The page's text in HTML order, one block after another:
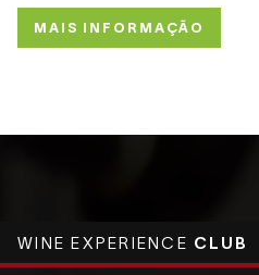
MAIS INFORMAÇÃO
WINE EXPERIENCE CLUB